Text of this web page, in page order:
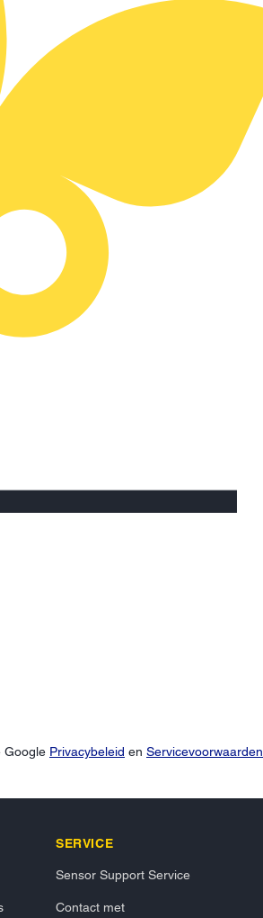
Google Privacybeleid en Servicevoorwaarden
SERVICE
Sensor Support Service
Contact met